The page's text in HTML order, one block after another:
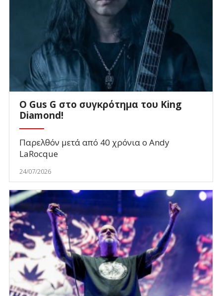
O Gus G στο συγκρότημα του King
Diamond!
Παρελθόν μετά από 40 χρόνια ο Andy
LaRocque
24/07/2026